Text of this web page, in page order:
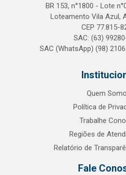
BR 153, n°1800 - Lote
Loteamento Vila Azul,
CEP 77.815-
SAC: (63)
SAC (WhatsApp) (98)
Quem
Política de
Trabalhe
Regiões de
Relatório de
Fale